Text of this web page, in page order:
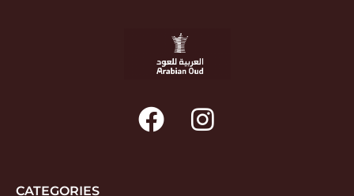
CATEGORIES